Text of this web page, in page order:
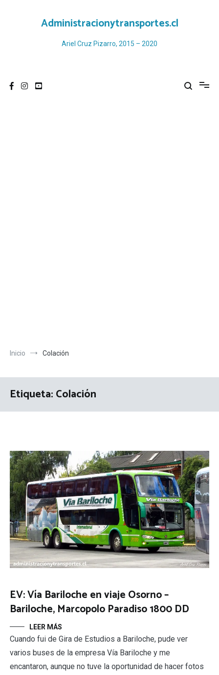
Administracionytransportes.cl
Ariel Cruz Pizarro, 2015 – 2020
Inicio Colación
Etiqueta:Colación
EV: Vía Bariloche en viaje Osorno –
Bariloche, Marcopolo Paradiso 1800 DD
LEER MÁS
Cuando fui de Gira de Estudios a Bariloche, pude ver
varios buses de la empresa Vía Bariloche y me
encantaron, aunque no tuve la oportunidad de hacer fotos